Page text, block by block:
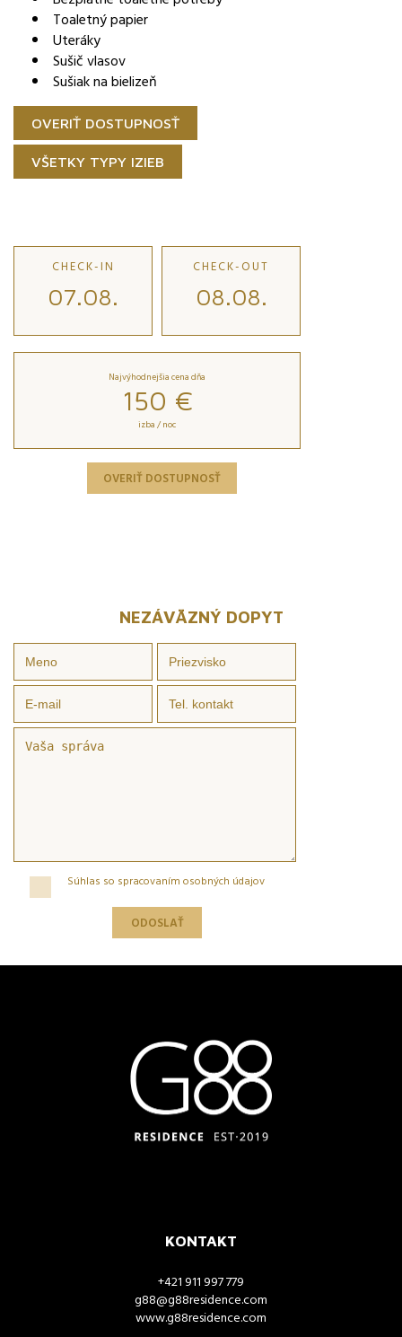
Toaletný papier
Uteráky
Sušič vlasov
Sušiak na bielizeň
OVERIŤ DOSTUPNOSŤ
VŠETKY TYPY IZIEB
CHECK-IN
07.08.
CHECK-OUT
08.08.
Najvýhodnejšia cena dňa
150 €
izba / noc
OVERIŤ DOSTUPNOSŤ
NEZÁVÄZNÝ DOPYT
Súhlas so spracovaním osobných údajov
ODOSLAŤ
KONTAKT
+421 911 997 779
g88@g88residence.com
www.g88residence.com